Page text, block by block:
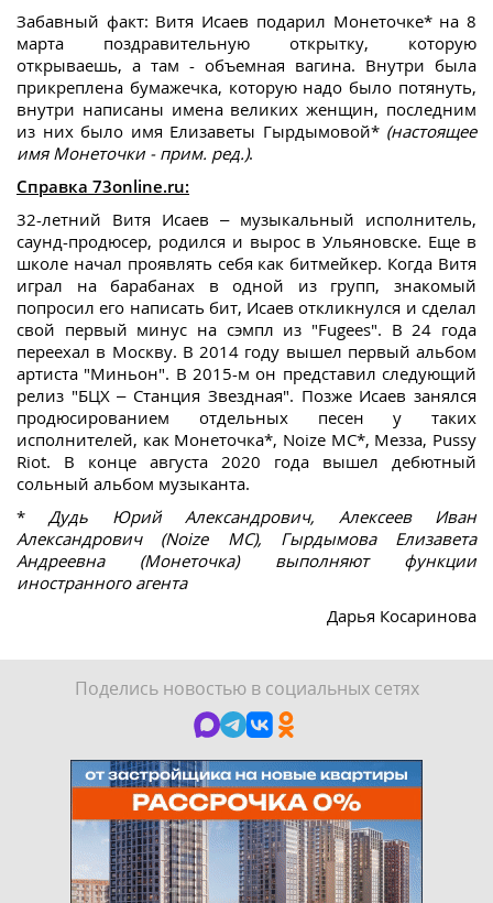
Забавный факт: Витя Исаев подарил Монеточке* на 8
марта поздравительную открытку, которую
открываешь, а там - объемная вагина. Внутри была
прикреплена бумажечка, которую надо было потянуть,
внутри написаны имена великих женщин, последним
из них было имя Елизаветы Гырдымовой* (настоящее
имя Монеточки - прим. ред.).
Справка 73online.ru:
32-летний Витя Исаев – музыкальный исполнитель,
саунд-продюсер, родился и вырос в Ульяновске. Еще в
школе начал проявлять себя как битмейкер. Когда Витя
играл на барабанах в одной из групп, знакомый
попросил его написать бит, Исаев откликнулся и сделал
свой первый минус на сэмпл из "Fugees". В 24 года
переехал в Москву. В 2014 году вышел первый альбом
артиста "Миньон". В 2015-м он представил следующий
релиз "БЦХ – Станция Звездная". Позже Исаев занялся
продюсированием отдельных песен у таких
исполнителей, как Монеточка*, Noize MC*, Мезза, Pussy
Riot. В конце августа 2020 года вышел дебютный
сольный альбом музыканта.
* Дудь Юрий Александрович, Алексеев Иван
Александрович (Noize MC), Гырдымова Елизавета
Андреевна (Монеточка) выполняют функции
иностранного агента
Дарья Косаринова
Поделись новостью в социальных сетях